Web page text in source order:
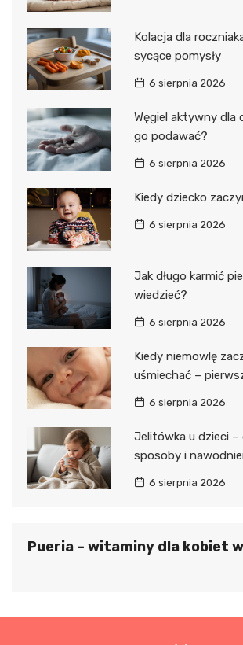
Kolacja dla
sycące pomysły
6 sierpnia 2026
Węgiel aktywny dla
go podawać?
6 sierpnia 2026
Kiedy dziecko
6 sierpnia 2026
Jak długo karmić
wiedzieć?
6 sierpnia 2026
Kiedy niemowlę
uśmiechać –
6 sierpnia 2026
Jelitówka u dzieci –
sposoby i
6 sierpnia 2026
Pueria – witaminy dla kobiet